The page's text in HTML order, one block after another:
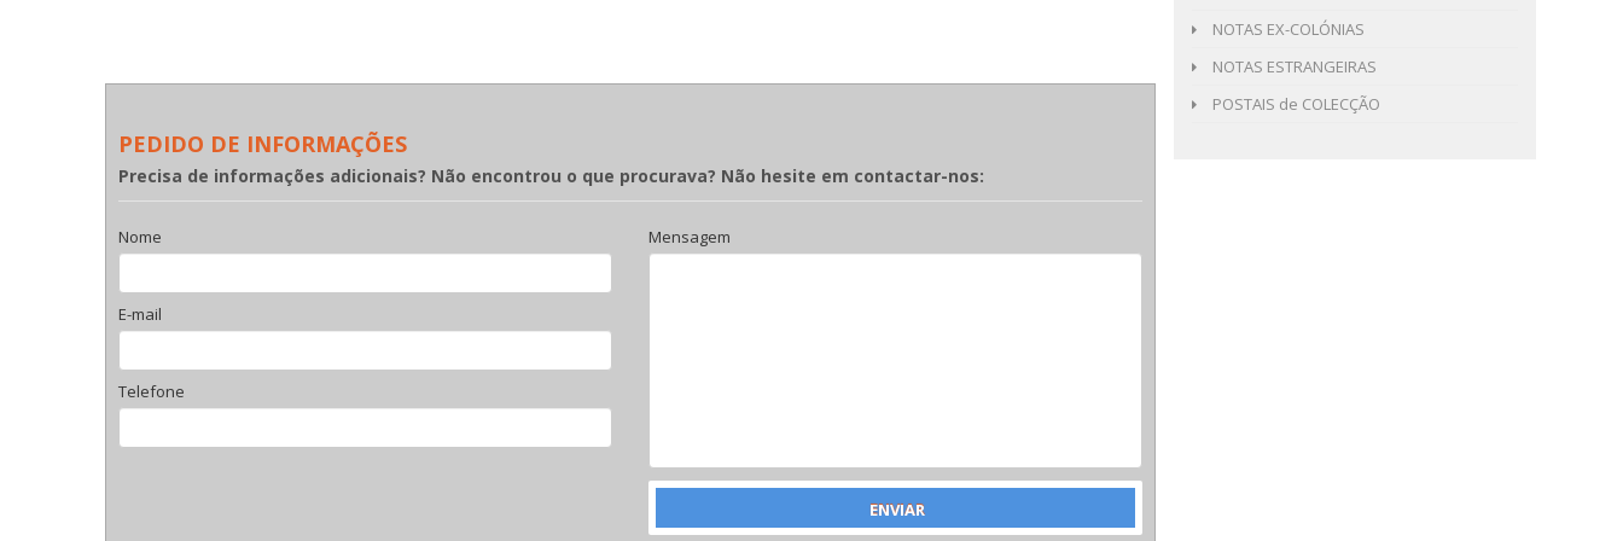
PEDIDO DE INFORMAÇÕES
Precisa de informações adicionais? Não encontrou o que procurava? Não hesite em contactar-nos:
Nome
E-mail
Telefone
Mensagem
NOTAS EX-COLÓNIAS
NOTAS ESTRANGEIRAS
POSTAIS de COLECÇÃO